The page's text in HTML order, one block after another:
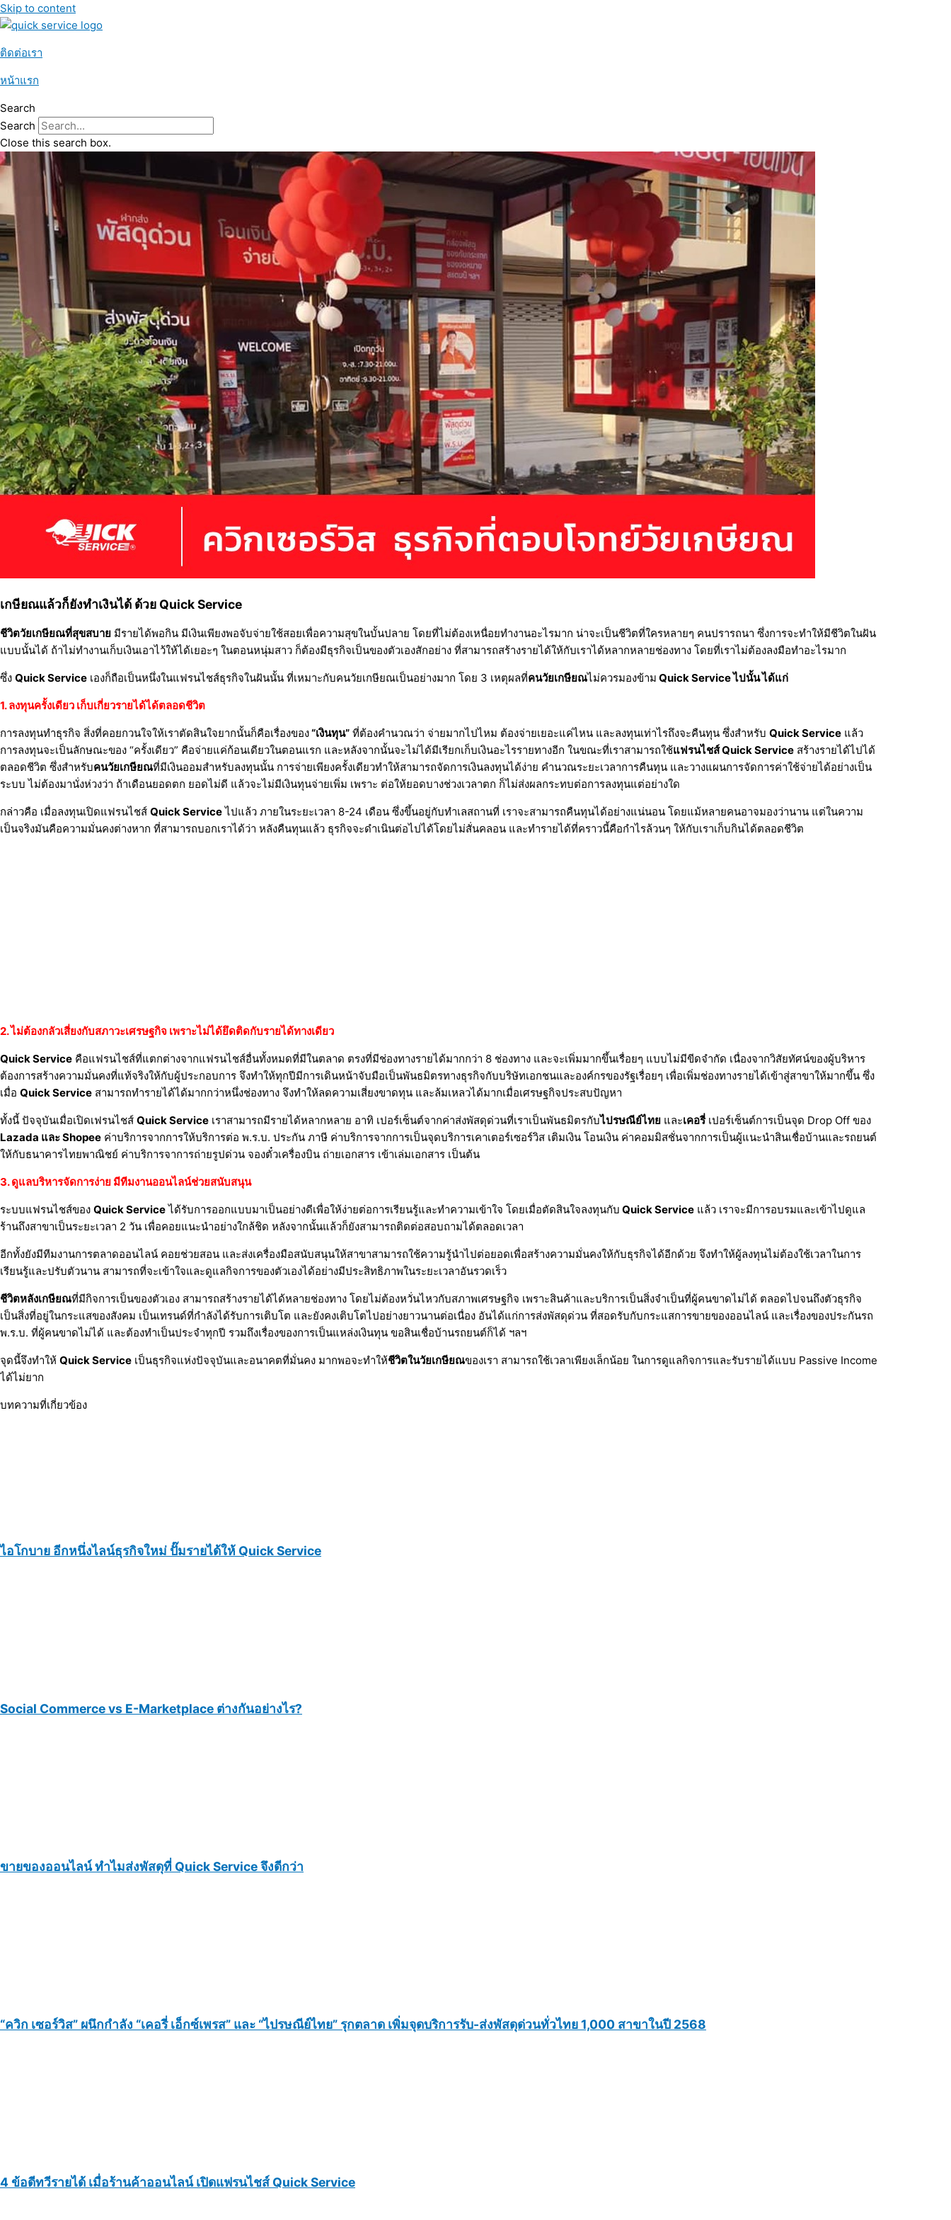
Skip to content
ติดต่อเรา
หน้าแรก
Search
Search
Close this search box.
เกษียณแล้วก็ยังทำเงินได้ ด้วย Quick Service
ชีวิตวัยเกษียณที่สุขสบาย มีรายได้พอกิน มีเงินเพียงพอจับจ่ายใช้สอยเพื่อความสุขในบั้นปลาย โดยที่ไม่ต้องเหนื่อยทำงานอะไรมาก น่าจะเป็นชีวิตที่ใครหลายๆ คนปรารถนา ซึ่งการจะทำให้มีชีวิตในฝัน
แบบนั้นได้ ถ้าไม่ทำงานเก็บเงินเอาไว้ให้ได้เยอะๆ ในตอนหนุ่มสาว ก็ต้องมีธุรกิจเป็นของตัวเองสักอย่าง ที่สามารถสร้างรายได้ให้กับเราได้หลากหลายช่องทาง โดยที่เราไม่ต้องลงมือทำอะไรมาก
ซึ่ง Quick Service เองก็ถือเป็นหนึ่งในแฟรนไชส์ธุรกิจในฝันนั้น ที่เหมาะกับคนวัยเกษียณเป็นอย่างมาก โดย 3 เหตุผลที่คนวัยเกษียณไม่ควรมองข้าม Quick Service ไปนั้น ได้แก่
1. ลงทุนครั้งเดียว เก็บเกี่ยวรายได้ได้ตลอดชีวิต
การลงทุนทำธุรกิจ สิ่งที่คอยกวนใจให้เราตัดสินใจยากนั้นก็คือเรื่องของ“เงินทุน” ที่ต้องคำนวณว่า จ่ายมากไปไหม ต้องจ่ายเยอะแค่ไหน และลงทุนเท่าไรถึงจะคืนทุน ซึ่งสำหรับ Quick Service แล้ว
การลงทุนจะเป็นลักษณะของ “ครั้งเดียว” คือจ่ายแค่ก้อนเดียวในตอนแรก และหลังจากนั้นจะไม่ได้มีเรียกเก็บเงินอะไรรายทางอีก ในขณะที่เราสามารถใช้แฟรนไชส์ Quick Service สร้างรายได้ไปได้
ตลอดชีวิต ซึ่งสำหรับคนวัยเกษียณที่มีเงินออมสำหรับลงทุนนั้น การจ่ายเพียงครั้งเดียวทำให้สามารถจัดการเงินลงทุนได้ง่าย คำนวณระยะเวลาการคืนทุน และวางแผนการจัดการค่าใช้จ่ายได้อย่างเป็น
ระบบ ไม่ต้องมานั่งห่วงว่า ถ้าเดือนยอดตก ยอดไม่ดี แล้วจะไม่มีเงินทุนจ่ายเพิ่ม เพราะ ต่อให้ยอดบางช่วงเวลาตก ก็ไม่ส่งผลกระทบต่อการลงทุนแต่อย่างใด
กล่าวคือ เมื่อลงทุนเปิดแฟรนไชส์ Quick Serviceไปแล้ว ภายในระยะเวลา 8-24 เดือน ซึ่งขึ้นอยู่กับทำเลสถานที่ เราจะสามารถคืนทุนได้อย่างแน่นอน โดยแม้หลายคนอาจมองว่านาน แต่ในความ
เป็นจริงมันคือความมั่นคงต่างหาก ที่สามารถบอกเราได้ว่า หลังคืนทุนแล้ว ธุรกิจจะดำเนินต่อไปได้โดยไม่สั่นคลอน และทำรายได้ที่คราวนี้คือกำไรล้วนๆ ให้กับเราเก็บกินได้ตลอดชีวิต
2. ไม่ต้องกลัวเสี่ยงกับสภาวะเศรษฐกิจ เพราะไม่ได้ยึดติดกับรายได้ทางเดียว
Quick Service คือแฟรนไชส์ที่แตกต่างจากแฟรนไชส์อื่นทั้งหมดที่มีในตลาด ตรงที่มีช่องทางรายได้มากกว่า 8 ช่องทาง และจะเพิ่มมากขึ้นเรื่อยๆ แบบไม่มีขีดจำกัด เนื่องจากวิสัยทัศน์ของผู้บริหาร
ต้องการสร้างความมั่นคงที่แท้จริงให้กับผู้ประกอบการ จึงทำให้ทุกปีมีการเดินหน้าจับมือเป็นพันธมิตรทางธุรกิจกับบริษัทเอกชนและองค์กรของรัฐเรื่อยๆ เพื่อเพิ่มช่องทางรายได้เข้าสู่สาขาให้มากขึ้น ซึ่ง
เมื่อ Quick Service สามารถทำรายได้ได้มากกว่าหนึ่งช่องทาง จึงทำให้ลดความเสี่ยงขาดทุน และล้มเหลวได้มากเมื่อเศรษฐกิจประสบปัญหา
ทั้งนี้ ปัจจุบันเมื่อเปิดเฟรนไชส์ Quick Service เราสามารถมีรายได้หลากหลาย อาทิ เปอร์เซ็นต์จากค่าส่งพัสดุด่วนที่เราเป็นพันธมิตรกับไปรษณีย์ไทย และเคอรี่เปอร์เซ็นต์การเป็นจุด Drop Off ของ
Lazada และ Shopee ค่าบริการจากการให้บริการต่อ พ.ร.บ. ประกัน ภาษี ค่าบริการจากการเป็นจุดบริการเคาเตอร์เซอร์วิส เติมเงิน โอนเงิน ค่าคอมมิสชั่นจากการเป็นผู้แนะนำสินเชื่อบ้านและรถยนต์
ให้กับธนาคารไทยพาณิชย์ ค่าบริการจาการถ่ายรูปด่วน จองตั๋วเครื่องบิน ถ่ายเอกสาร เข้าเล่มเอกสาร เป็นต้น
3. ดูแลบริหารจัดการง่าย มีทีมงานออนไลน์ช่วยสนับสนุน
ระบบแฟรนไชส์ของ Quick Serviceได้รับการออกแบบมาเป็นอย่างดีเพื่อให้ง่ายต่อการเรียนรู้และทำความเข้าใจ โดยเมื่อตัดสินใจลงทุนกับ Quick Service แล้ว เราจะมีการอบรมและเข้าไปดูแล
ร้านถึงสาขาเป็นระยะเวลา 2 วัน เพื่อคอยแนะนำอย่างใกล้ชิด หลังจากนั้นแล้วก็ยังสามารถติดต่อสอบถามได้ตลอดเวลา
อีกทั้งยังมีทีมงานการตลาดออนไลน์ คอยช่วยสอน และส่งเครื่องมือสนับสนุนให้สาขาสามารถใช้ความรู้นำไปต่อยอดเพื่อสร้างความมั่นคงให้กับธุรกิจได้อีกด้วย จึงทำให้ผู้ลงทุนไม่ต้องใช้เวลาในการ
เรียนรู้และปรับตัวนาน สามารถที่จะเข้าใจและดูแลกิจการของตัวเองได้อย่างมีประสิทธิภาพในระยะเวลาอันรวดเร็ว
ชีวิตหลังเกษียณที่มีกิจการเป็นของตัวเอง สามารถสร้างรายได้ได้หลายช่องทาง โดยไม่ต้องหวั่นไหวกับสภาพเศรษฐกิจ เพราะสินค้าและบริการเป็นสิ่งจำเป็นที่ผู้คนขาดไม่ได้ ตลอดไปจนถึงตัวธุรกิจ
เป็นสิ่งที่อยู่ในกระแสของสังคม เป็นเทรนด์ที่กำลังได้รับการเติบโต และยังคงเติบโตไปอย่างยาวนานต่อเนื่อง อันได้แก่การส่งพัสดุด่วน ที่สอดรับกับกระแสการขายของออนไลน์ และเรื่องของประกันรถ
พ.ร.บ. ที่ผู้คนขาดไม่ได้ และต้องทำเป็นประจำทุกปี รวมถึงเรื่องของการเป็นแหล่งเงินทุน ขอสินเชื่อบ้านรถยนต์ก็ได้ ฯลฯ
จุดนี้จึงทำให้ Quick Service เป็นธุรกิจแห่งปัจจุบันและอนาคตที่มั่นคง มากพอจะทำให้ชีวิตในวัยเกษียณของเรา สามารถใช้เวลาเพียงเล็กน้อย ในการดูแลกิจการและรับรายได้แบบ Passive Income
ได้ไม่ยาก
บทความที่เกี่ยวข้อง
ไอโกบาย อีกหนึ่งไลน์ธุรกิจใหม่ ปั๊มรายได้ให้ Quick Service
Social Commerce vs E-Marketplace ต่างกันอย่างไร?
ขายของออนไลน์ ทำไมส่งพัสดุที่ Quick Service จึงดีกว่า
“ควิก เซอร์วิส” ผนึกกำลัง “เคอรี่ เอ็กซ์เพรส” และ “ไปรษณีย์ไทย” รุกตลาด เพิ่มจุดบริการรับ-ส่งพัสดุด่วนทั่วไทย 1,000 สาขาในปี 2568
4 ข้อดีทวีรายได้ เมื่อร้านค้าออนไลน์ เปิดแฟรนไชส์ Quick Service